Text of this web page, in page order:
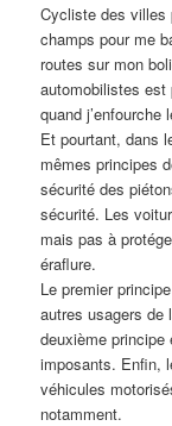
Cycliste des villes
champs pour me
routes sur mon
automobilistes est
quand j’enfourche
Et pourtant, dans
mêmes principes
sécurité des
sécurité. Les
mais pas à
éraflure.
Le premier
autres usagers de
deuxième principe
imposants. Enfin,
véhicules
notamment.